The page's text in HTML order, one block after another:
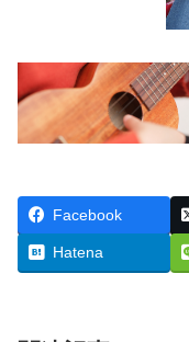
Facebook
Hatena